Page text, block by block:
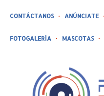
CONTÁCTANOS ANÚNCIATE
FOTOGALERÍA MASCOTAS